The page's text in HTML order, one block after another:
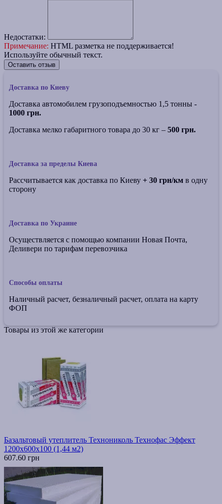
Недостатки:
Примечание: HTML разметка не поддерживается!
Используйте обычный текст.
Оставить отзыв
Доставка по Киеву
Доставка автомобилем грузоподъемностью 1,5 тонны -
1000 грн.
Доставка мелко габаритного товара до 30 кг – 500 грн.
Доставка за пределы Киева
Рассчитывается как доставка по Киеву + 30 грн/км в одну
сторону
Доставка по Украине
Осуществляется с помощью компании Новая Почта,
Деливери по тарифам перевозчика
Способы оплаты
Наличный расчет, безналичный расчет, оплата на карту
ФОП
Товары из этой же категории
Базальтовый утеплитель Технониколь Технофас Эффект
1200х600х100 (1,44 м2)
607.60 грн